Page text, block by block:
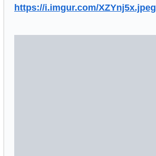
https://i.imgur.com/XZYnj5x.jpeg